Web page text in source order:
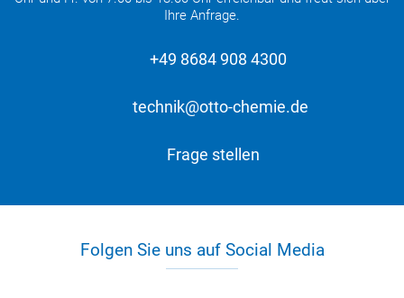
Ihre Anfrage.
+49 8684 908 4300
technik@otto-chemie.de
Frage stellen
Folgen Sie uns auf Social Media